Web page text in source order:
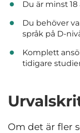
Du är minst 18
Du behöver
språk på D-
Komplett
tidigare
Om det är fler